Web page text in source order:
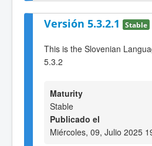
Versión 5.3.2.1 Stable
This is the Slovenian
5.3.2
Maturity
Stable
Publicado el
Miércoles, 09, Julio 2025